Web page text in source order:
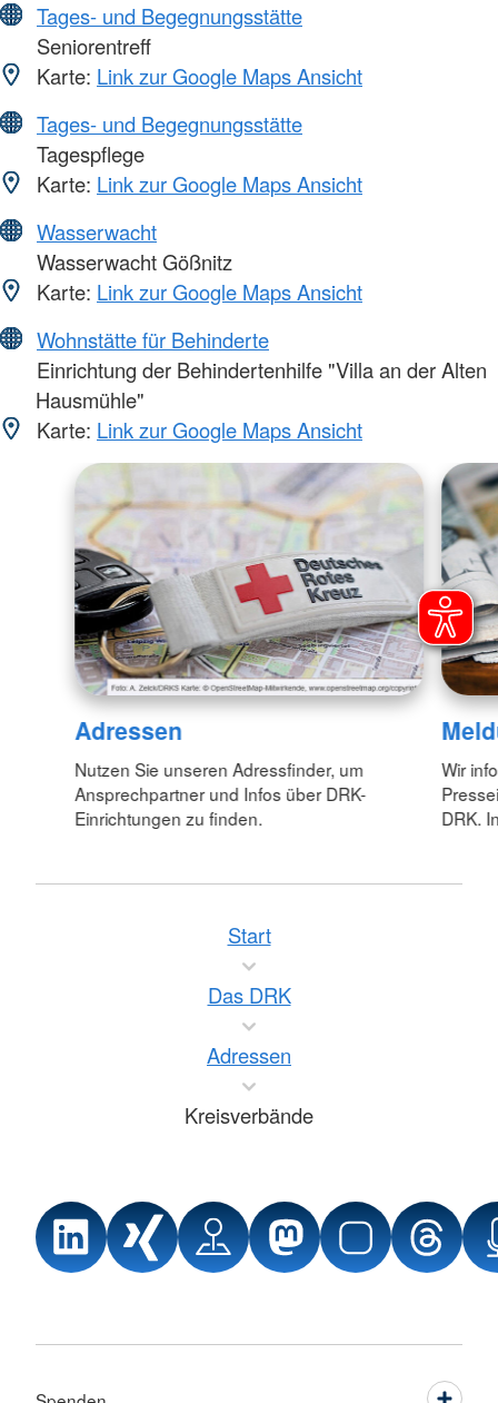
Tages- und Begegnungsstätte
Seniorentreff
Karte: Link zur Google Maps Ansicht
Tages- und Begegnungsstätte
Tagespflege
Karte: Link zur Google Maps Ansicht
Wasserwacht
Wasserwacht Gößnitz
Karte: Link zur Google Maps Ansicht
Wohnstätte für Behinderte
Einrichtung der Behindertenhilfe "Villa an der Alten
Hausmühle"
Karte: Link zur Google Maps Ansicht
Adressen
Nutzen Sie unseren Adressfinder, um
Ansprechpartner und Infos über DRK-
Einrichtungen zu finden.
Wir
DRK.
Start
Das DRK
Adressen
Kreisverbände